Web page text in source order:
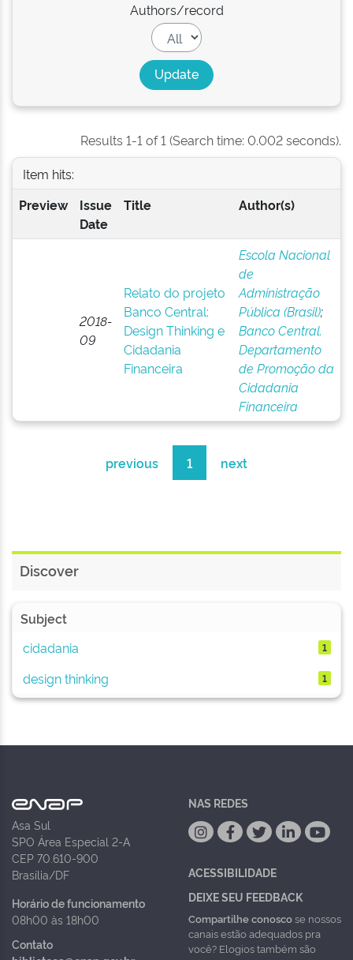
Authors/record
Results 1-1 of 1 (Search time: 0.002 seconds).
Item hits:
Preview
Issue
Date
Title Author(s)
2018-
09
Relato do projeto
Banco Central:
Design Thinking e
Cidadania
Financeira
Escola Nacional
de
Administração
Pública (Brasil);
Banco Central.
Departamento
de Promoção da
Cidadania
Financeira
previous 1 next
Discover
Subject
cidadania
1
design thinking 1
Asa Sul
SPO Área Especial 2-A
CEP 70.610-900
Brasília/DF
Horário de funcionamento
08h00 às 18h00
Contato
NAS REDES
ACESSIBILIDADE
DEIXE SEU FEEDBACK
Compartilhe conoscose nossos
canais estão adequados pra
você? Elogios também são